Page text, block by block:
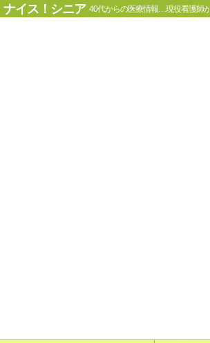
ナイス！シニア 40代からの医療情報…現役看護師